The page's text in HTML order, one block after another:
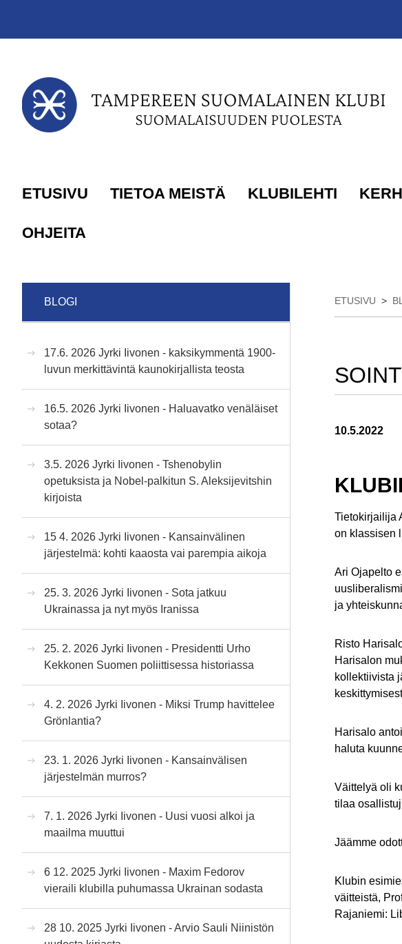
ETUSIVU TIETOA MEISTÄ KLUBILEHTI
OHJEITA
ETUSIVU >
10.5.2022
Tietokirjailija
on klassisen
Ari Ojapelto
ja
Risto
Harisalon
kollektiivista
Harisalo
haluta
Väittelyä oli
tilaa
Jäämme
Klubin
väitteistä,
Rajaniemi:
BLOGI
17.6. 2026 Jyrki Iivonen - kaksikymmentä 1900-
luvun merkittävintä kaunokirjallista teosta
16.5. 2026 Jyrki Iivonen - Haluavatko venäläiset
sotaa?
3.5. 2026 Jyrki Iivonen - Tshenobylin
opetuksista ja Nobel-palkitun S. Aleksijevitshin
kirjoista
15 4. 2026 Jyrki Iivonen - Kansainvälinen
järjestelmä: kohti kaaosta vai parempia aikoja
25. 3. 2026 Jyrki Iivonen - Sota jatkuu
Ukrainassa ja nyt myös Iranissa
25. 2. 2026 Jyrki Iivonen - Presidentti Urho
Kekkonen Suomen poliittisessa historiassa
4. 2. 2026 Jyrki Iivonen - Miksi Trump havittelee
Grönlantia?
23. 1. 2026 Jyrki Iivonen - Kansainvälisen
järjestelmän murros?
7. 1. 2026 Jyrki Iivonen - Uusi vuosi alkoi ja
maailma muuttui
6 12. 2025 Jyrki Iivonen - Maxim Fedorov
vieraili klubilla puhumassa Ukrainan sodasta
28 10. 2025 Jyrki Iivonen - Arvio Sauli Niinistön